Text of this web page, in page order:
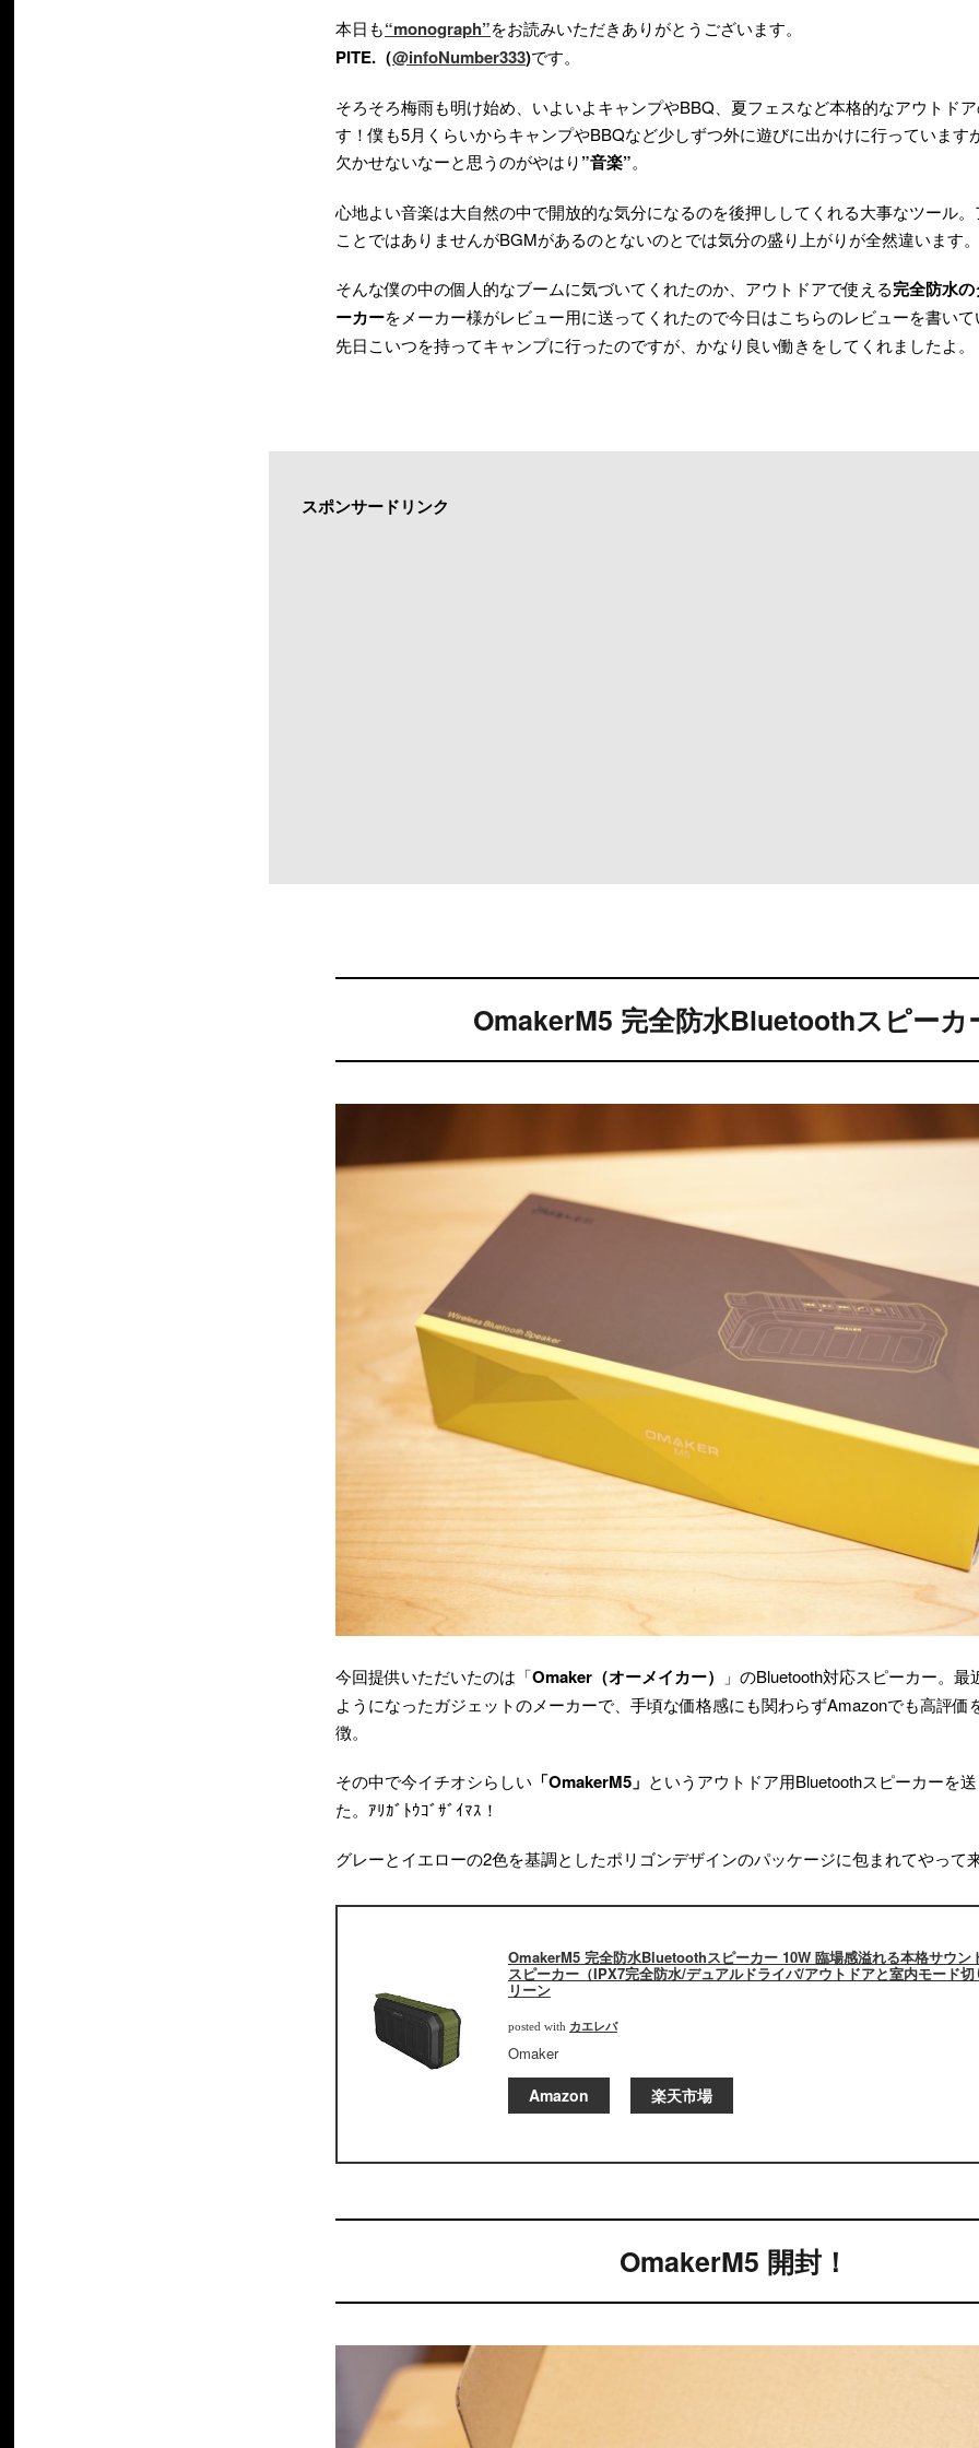
本日も“monograph”をお読みいただきありがとうございます。
PITE.（@infoNumber333)です。
そろそろ梅雨も明け始め、いよいよキャンプやBBQ、夏フェスなど本格的なアウトド
す！僕も5月くらいからキャンプやBBQなど少しずつ外に遊びに出かけに行っています
欠かせないなーと思うのがやはり”音楽”。
心地よい音楽は大自然の中で開放的な気分になるのを後押ししてくれる大事なツール
ことではありませんがBGMがあるのとないのとでは気分の盛り上がりが全然違います。
そんな僕の中の個人的なブームに気づいてくれたのか、アウトドアで使える完全防水
ーカーをメーカー様がレビュー用に送ってくれたので今日はこちらのレビューを書い
先日こいつを持ってキャンプに行ったのですが、かなり良い働きをしてくれましたよ。
スポンサードリンク
OmakerM5 完全防水Bluetoothスピーカ
今回提供いただいたのは「Omaker（オーメイカー）
」のBluetooth対応スピーカー。
ようになったガジェットのメーカーで、手頃な価格感にも関わらずAmazonでも高評価
徴。
その中で今イチオシらしい 「OmakerM5」 というアウトドア用Bluetoothスピーカーを
た。ｱﾘｶﾞﾄｳｺﾞｻﾞｲﾏｽ！
グレーとイエローの2色を基調としたポリゴンデザインのパッケージに包まれてやって
OmakerM5 完全防水Bluetoothスピーカー 10W 臨場感溢れる本格サウン
スピーカー（IPX7完全防水/デュアルドライバ/アウトドアと室内モード
リーン
posted with カエレバ
Omaker
Amazon 楽天市場
OmakerM5 開封！